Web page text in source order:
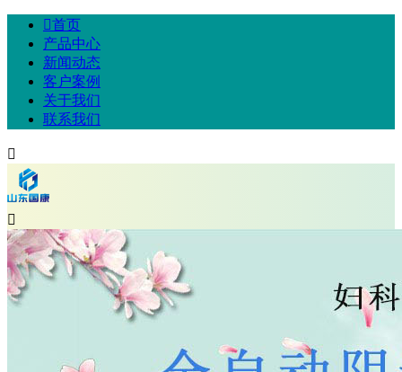
首页
产品中心
新闻动态
客户案例
关于我们
联系我们

